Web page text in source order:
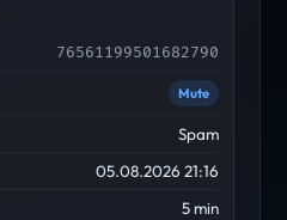
76561199501682790
Mute
Spam
05.08.2026 21:16
5 min